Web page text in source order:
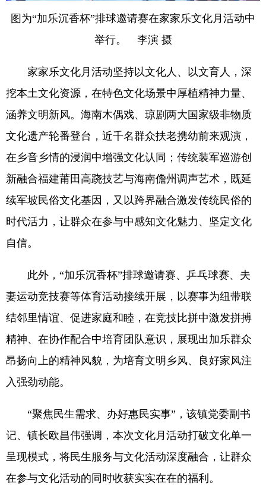
图为“加乐沉香杯”排球邀请赛在家家乐文化月活动中
举行。 李演 摄
家家乐文化月活动坚持以文化人、以文育人，深
挖本土文化资源，在特色文化场景中厚植精神力量、
涵养文明新风。海南木偶戏、琼剧两大国家级非物质
文化遗产轮番登台，近千名群众扶老携幼前来观演，
在乡音乡情的浸润中增强文化认同；传统装军巡游创
新融合福建莆田高跷技艺与海南儋州调声艺术，既延
续军坡民俗文化基因，又以跨界融合激发传统民俗的
时代活力，让群众在参与中感知文化魅力、坚定文化
自信。
此外，“加乐沉香杯”排球邀请赛、乒乓球赛、夫
妻运动竞技赛等体育活动接续开展，以赛事为纽带联
结邻里情谊、促进家庭和睦，在竞技比拼中激发拼搏
精神、在协作配合中培育团队意识，展现出加乐群众
昂扬向上的精神风貌，为培育文明乡风、良好家风注
入强劲动能。
“聚焦民生需求、办好惠民实事”，该镇党委副书
记、镇长欧昌伟强调，本次文化月活动打破文化单一
呈现模式，将民生服务与文化活动深度融合，让群众
在参与文化活动的同时收获实实在在的福利。